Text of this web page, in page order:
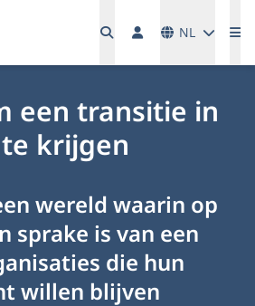
NL
een transitie in
krijgen
wereld waarin op
sprake is van een
die hun
willen blijven